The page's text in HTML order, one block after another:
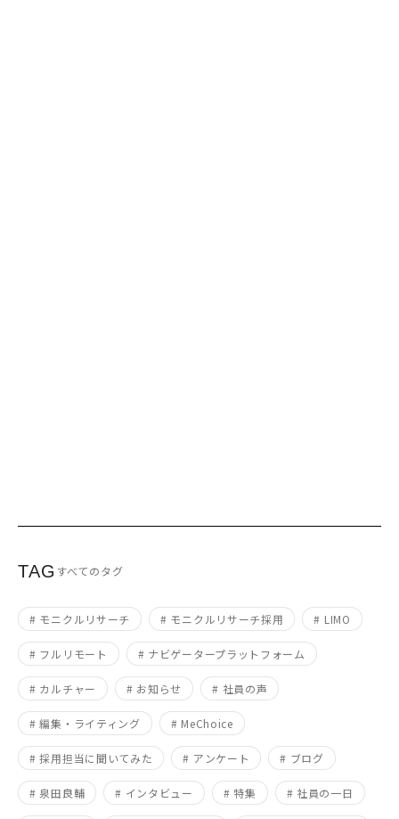
TAG すべてのタグ
# モニクルリサーチ # モニクルリサーチ採用 # LIMO
# フルリモート # ナビゲータープラットフォーム
# カルチャー # お知らせ # 社員の声
# 編集・ライティング # MeChoice
# 採用担当に聞いてみた # アンケート # ブログ
# 泉田良輔 # インタビュー # 特集 # 社員の一日